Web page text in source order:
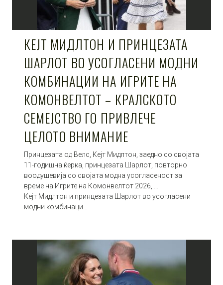
КЕЈТ МИДЛТОН И ПРИНЦЕЗАТА
ШАРЛОТ ВО УСОГЛАСЕНИ МОДНИ
КОМБИНАЦИИ НА ИГРИТЕ НА
КОМОНВЕЛТОТ – КРАЛСКОТО
СЕМЕЈСТВО ГО ПРИВЛЕЧЕ
ЦЕЛОТО ВНИМАНИЕ
Принцезата од Велс, Кејт Мидлтон, заедно со својата
11-годишна ќерка, принцезата Шарлот, повторно
воодушевија со својата модна усогласеност за
време на Игрите на Комонвелтот 2026, …
Кејт Мидлтон и принцезата Шарлот во усогласени
модни комбинаци…